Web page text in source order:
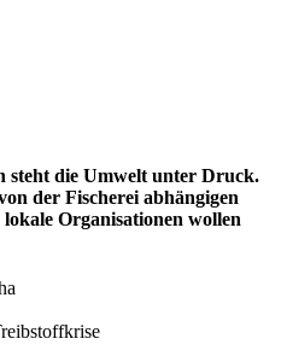
steht die Umwelt unter Druck.
der Fischerei abhängigen
Organisationen wollen